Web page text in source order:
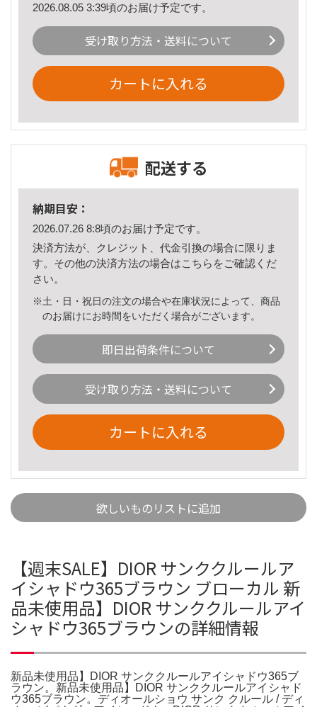
2026.08.05 3:39頃のお届け予定です。
受け取り方法・送料について
カートに入れる
配送する
納期目安：
2026.07.26 8:8頃のお届け予定です。
決済方法が、クレジット、代金引換の場合に限りま
す。その他の決済方法の場合はこちら をご確認くだ
さい。
※土・日・祝日の注文の場合や在庫状況によって、商品
のお届けにお時間をいただく場合がございます。
即日出荷条件について
受け取り方法・送料について
カートに入れる
欲しいものリストに追加
【週末SALE】DIOR サンククルールア
イシャドウ365ブラウン ブローカル 新
品未使用品】DIOR サンククルールアイ
シャドウ365ブラウンの詳細情報
新品未使用品】DIOR サンククルールアイシャドウ365ブ
ラウン。新品未使用品】DIOR サンククルールアイシャド
ウ365ブラウン。ディオールショウ サンク クルール / ディ